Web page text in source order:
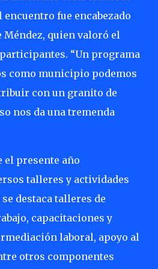
encuentro fue encabezado
Méndez, quien valoró el
“Un programa
como municipio podemos
con un granito de
nos da una tremenda
el presente año
talleres y actividades
destaca talleres de
capacitaciones y
laboral, apoyo al
otros componentes